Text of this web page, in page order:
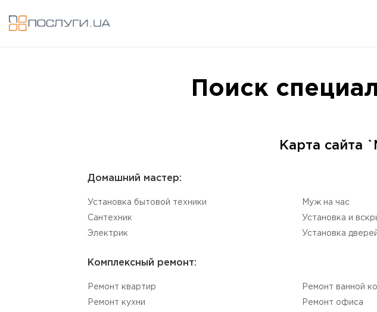
Поиск
Карта сайта
Домашний мастер:
Установка бытовой техники
Сантехник
Электрик
Муж на час
Установка и
Установка
Комплексный ремонт:
Ремонт квартир
Ремонт кухни
Ремонт ванной
Ремонт офиса